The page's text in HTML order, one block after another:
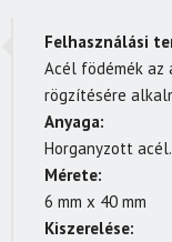
Felhasználási
Acél födémék az
rögzítésére
Anyaga:
Horganyzott acél.
Mérete:
6 mm x 40 mm
Kiszerelése: